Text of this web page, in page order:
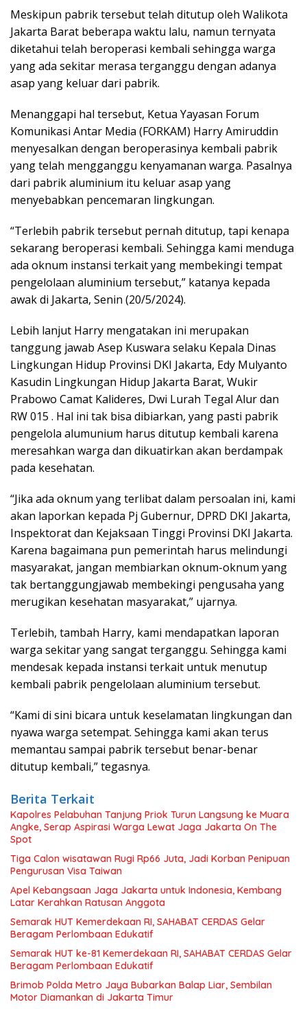
Meskipun pabrik tersebut telah ditutup oleh Walikota
Jakarta Barat beberapa waktu lalu, namun ternyata
diketahui telah beroperasi kembali sehingga warga
yang ada sekitar merasa terganggu dengan adanya
asap yang keluar dari pabrik.
Menanggapi hal tersebut, Ketua Yayasan Forum
Komunikasi Antar Media (FORKAM) Harry Amiruddin
menyesalkan dengan beroperasinya kembali pabrik
yang telah mengganggu kenyamanan warga. Pasalnya
dari pabrik aluminium itu keluar asap yang
menyebabkan pencemaran lingkungan.
“Terlebih pabrik tersebut pernah ditutup, tapi kenapa
sekarang beroperasi kembali. Sehingga kami menduga
ada oknum instansi terkait yang membekingi tempat
pengelolaan aluminium tersebut,” katanya kepada
awak di Jakarta, Senin (20/5/2024).
Lebih lanjut Harry mengatakan ini merupakan
tanggung jawab Asep Kuswara selaku Kepala Dinas
Lingkungan Hidup Provinsi DKI Jakarta, Edy Mulyanto
Kasudin Lingkungan Hidup Jakarta Barat, Wukir
Prabowo Camat Kalideres, Dwi Lurah Tegal Alur dan
RW 015 . Hal ini tak bisa dibiarkan, yang pasti pabrik
pengelola alumunium harus ditutup kembali karena
meresahkan warga dan dikuatirkan akan berdampak
pada kesehatan.
“Jika ada oknum yang terlibat dalam persoalan ini, kami
akan laporkan kepada Pj Gubernur, DPRD DKI Jakarta,
Inspektorat dan Kejaksaan Tinggi Provinsi DKI Jakarta.
Karena bagaimana pun pemerintah harus melindungi
masyarakat, jangan membiarkan oknum-oknum yang
tak bertanggungjawab membekingi pengusaha yang
merugikan kesehatan masyarakat,” ujarnya.
Terlebih, tambah Harry, kami mendapatkan laporan
warga sekitar yang sangat terganggu. Sehingga kami
mendesak kepada instansi terkait untuk menutup
kembali pabrik pengelolaan aluminium tersebut.
“Kami di sini bicara untuk keselamatan lingkungan dan
nyawa warga setempat. Sehingga kami akan terus
memantau sampai pabrik tersebut benar-benar
ditutup kembali,” tegasnya.
Berita Terkait
Kapolres Pelabuhan Tanjung Priok Turun Langsung ke Muara
Angke, Serap Aspirasi Warga Lewat Jaga Jakarta On The
Spot
Tiga Calon wisatawan Rugi Rp66 Juta, Jadi Korban Penipuan
Pengurusan Visa Taiwan
Apel Kebangsaan Jaga Jakarta untuk Indonesia, Kembang
Latar Kerahkan Ratusan Anggota
Semarak HUT Kemerdekaan RI, SAHABAT CERDAS Gelar
Beragam Perlombaan Edukatif
Semarak HUT ke-81 Kemerdekaan RI, SAHABAT CERDAS Gelar
Beragam Perlombaan Edukatif
Brimob Polda Metro Jaya Bubarkan Balap Liar, Sembilan
Motor Diamankan di Jakarta Timur